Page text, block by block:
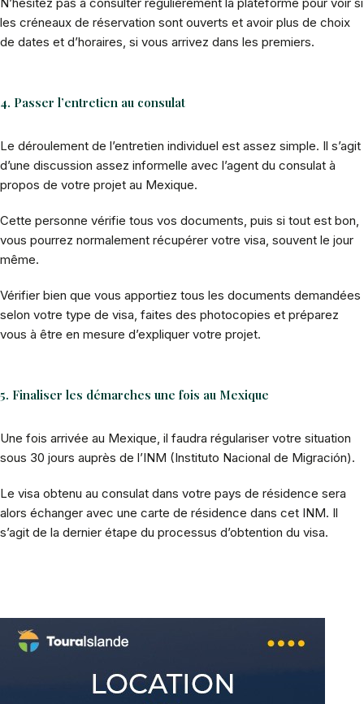
les créneaux de réservation sont ouverts et avoir plus de choix
de dates et d’horaires, si vous arrivez dans les premiers.
4. Passer l’entretien au consulat
Le déroulement de l’entretien individuel est assez simple. Il s’agit
d’une discussion assez informelle avec l’agent du consulat à
propos de votre projet au Mexique.
Cette personne vérifie tous vos documents, puis si tout est bon,
vous pourrez normalement récupérer votre visa, souvent le jour
même.
Vérifier bien que vous apportiez tous les documents demandées
selon votre type de visa, faites des photocopies et préparez
vous à être en mesure d’expliquer votre projet.
5. Finaliser les démarches une fois au Mexique
Une fois arrivée au Mexique, il faudra régulariser votre situation
sous 30 jours auprès de l’INM (Instituto Nacional de Migración).
Le visa obtenu au consulat dans votre pays de résidence sera
alors échanger avec une carte de résidence dans cet INM. Il
s’agit de la dernier étape du processus d’obtention du visa.